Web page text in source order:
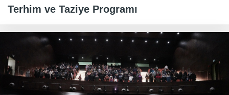
Terhim ve Taziye Programı